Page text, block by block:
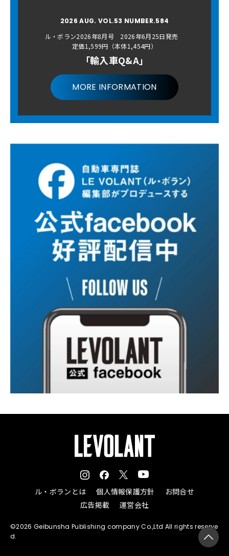
2026 AUG. VOL.53 NUMBER.584
ル・ボラン2026年8月号 2026年6月25日発売
定価1,599円（本体1,454円）
「輸入車Q&A」
MORE INFORMATION
ル・ボランとは 個人情報保護方針
お問合せ
広告掲載
運営会社
©2026 Geibunsha Publishing company Co.,Ltd All rights reserve
d.